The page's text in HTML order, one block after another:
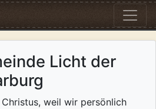
Licht der
weil wir persönlich